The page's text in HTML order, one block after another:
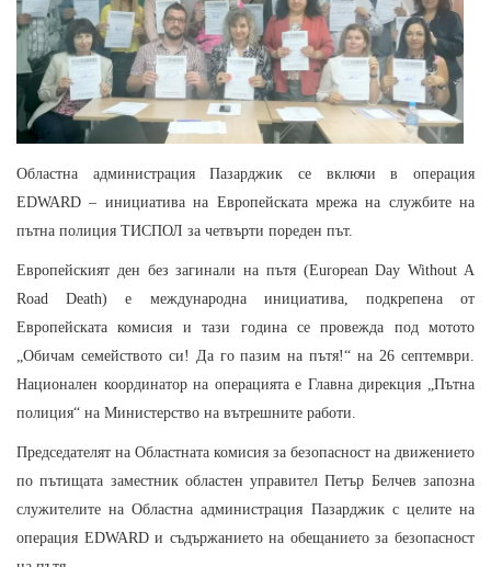
Областна администрация Пазарджик се включи в операция
EDWARD – инициатива на Европейската мрежа на службите на
пътна полиция ТИСПОЛ за четвърти пореден път.
Европейският ден без загинали на пътя (European Day Without A
Road Death) е международна инициатива, подкрепена от
Европейската комисия и тази година се провежда под мотото
„Обичам семейството си! Да го пазим на пътя!“ на 26 септември.
Национален координатор на операцията е Главна дирекция „Пътна
полиция“ на Министерство на вътрешните работи.
Председателят на Областната комисия за безопасност на движението
по пътищата заместник областен управител Петър Белчев запозна
служителите на Областна администрация Пазарджик с целите на
операция EDWARD и съдържанието на обещанието за безопасност